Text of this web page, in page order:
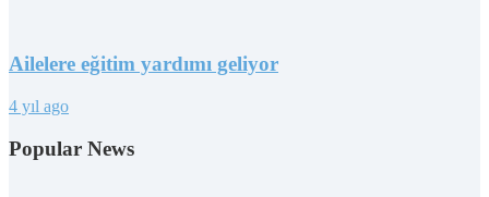
Ailelere eğitim yardımı geliyor
4 yıl ago
Popular News